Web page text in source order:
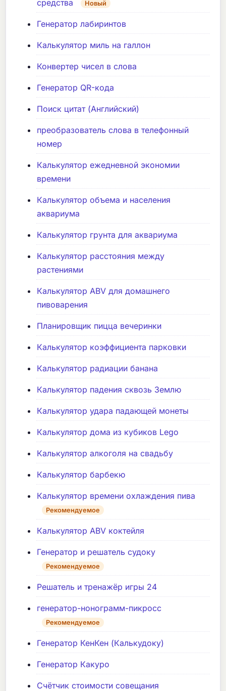
средства Новый
Генератор лабиринтов
Калькулятор миль на галлон
Конвертер чисел в слова
Генератор QR-кода
Поиск цитат (Английский)
преобразователь слова в телефонный
номер
Калькулятор ежедневной экономии
времени
Калькулятор объема и населения
аквариума
Калькулятор грунта для аквариума
Калькулятор расстояния между
растениями
Калькулятор ABV для домашнего
пивоварения
Планировщик пицца вечеринки
Калькулятор коэффициента парковки
Калькулятор радиации банана
Калькулятор падения сквозь Землю
Калькулятор удара падающей монеты
Калькулятор дома из кубиков Lego
Калькулятор алкоголя на свадьбу
Калькулятор барбекю
Калькулятор времени охлаждения пива
Рекомендуемое
Калькулятор ABV коктейля
Генератор и решатель судоку
Рекомендуемое
Решатель и тренажёр игры 24
генератор-нонограмм-пикросс
Рекомендуемое
Генератор КенКен (Калькудоку)
Генератор Какуро
Счётчик стоимости совещания